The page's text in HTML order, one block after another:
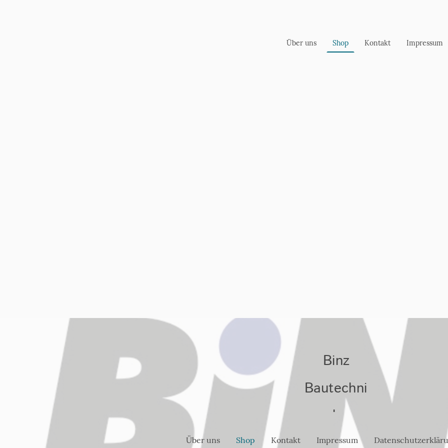
Über uns Shop Kontakt Impressum
Binz
Bautechni
k
Über uns Shop Kontakt Impressum